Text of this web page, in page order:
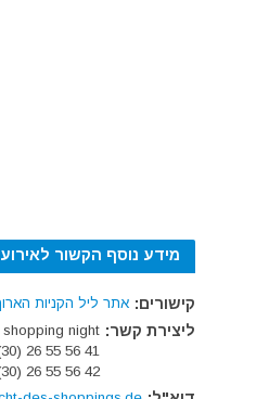
מידע נוסף הקשור לאירוע
קישורים: אתר ליל הקניות
ליצירת קשר: shopping night
26 55 56 41
26 55 56 42